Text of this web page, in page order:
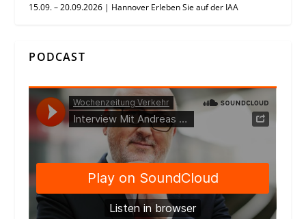
15.09. – 20.09.2026 | Hannover Erleben Sie auf der IAA
PODCAST